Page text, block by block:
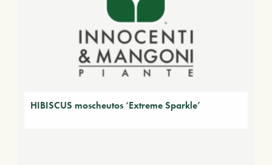
HIBISCUS moscheutos ‘Extreme Sparkle’